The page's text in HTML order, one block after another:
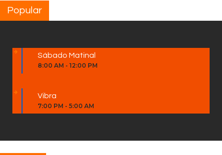
Popular
Sábado Matinal
8:00 AM - 12:00 PM
Vibra
7:00 PM - 5:00 AM